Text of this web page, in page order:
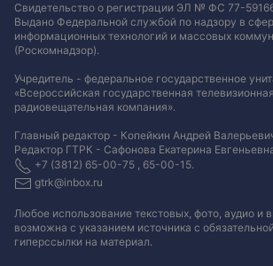
Свидетельство о регистрации ЭЛ № ФС 77-
Выдано Федеральной службой по надзору в
информационных технологий и массовых
(Роскомнадзор).
Учредитель - федеральное государственное
«Всероссийская государственная
радиовещательная компания».
Главный редактор - Копейкин Андрей
Редактор ГТРК - Сафонова Екатерина
+7 (3812) 65-00-75 , 65-00-15.
gtrk@inbox.ru
Любое использование текстовых, фото, аудио и
возможна с указанием источника с
гиперссылки на материал.